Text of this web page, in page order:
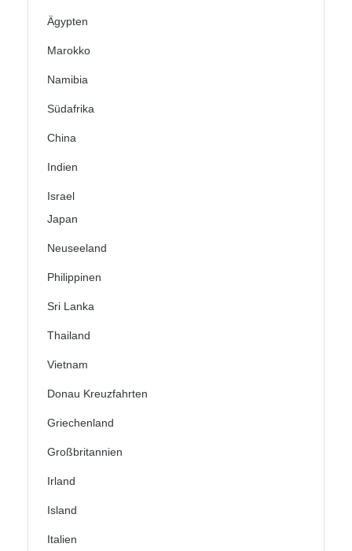
Ägypten
Marokko
Namibia
Südafrika
China
Indien
Israel
Japan
Neuseeland
Philippinen
Sri Lanka
Thailand
Vietnam
Donau Kreuzfahrten
Griechenland
Großbritannien
Irland
Island
Italien